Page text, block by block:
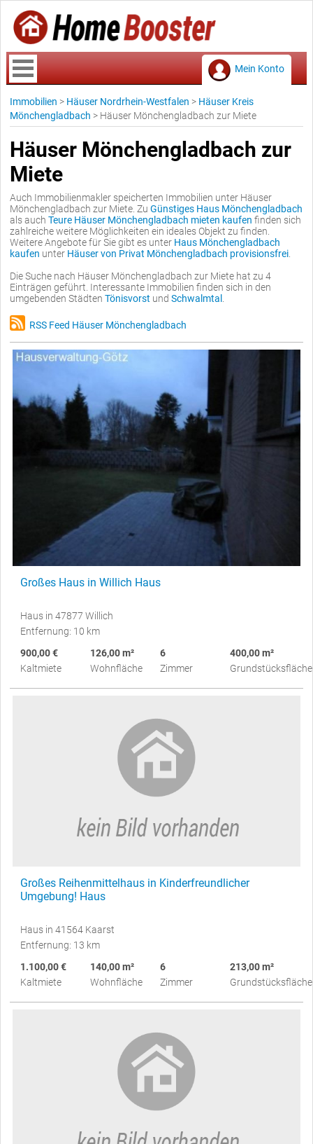
Mein Konto
Immobilien > Häuser Nordrhein-Westfalen > Häuser Kreis
Mönchengladbach > Häuser Mönchengladbach zur Miete
Häuser Mönchengladbach zur
Miete
Auch Immobilienmakler speicherten Immobilien unter Häuser
Mönchengladbach zur Miete. Zu Günstiges Haus Mönchengladbach
als auch Teure Häuser Mönchengladbach mieten kaufen finden sich
zahlreiche weitere Möglichkeiten ein ideales Objekt zu finden.
Weitere Angebote für Sie gibt es unter Haus Mönchengladbach
kaufen unter Häuser von Privat Mönchengladbach provisionsfrei
Die Suche nach Häuser Mönchengladbach zur Miete hat zu 4
Einträgen geführt. Interessante Immobilien finden sich in den
umgebenden Städten Tönisvorst und Schwalmtal
RSS Feed Häuser Mönchengladbach
Großes Haus in Willich Haus
Haus in 47877 Willich
Entfernung: 10 km
900,00 €
Kaltmiete
126,00 m²
Wohnfläche
6
Zimmer
400,00 m²
Grundstücksfläche
Großes Reihenmittelhaus in Kinderfreundlicher
Umgebung! Haus
Haus in 41564 Kaarst
Entfernung: 13 km
1.100,00 €
Kaltmiete
140,00 m²
Wohnfläche
6
Zimmer
213,00 m²
Grundstücksfläche